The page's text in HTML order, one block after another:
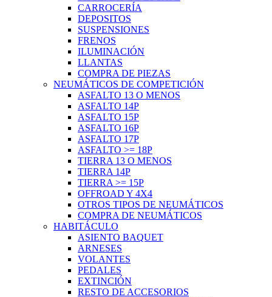
CARROCERÍA
DEPOSITOS
SUSPENSIONES
FRENOS
ILUMINACIÓN
LLANTAS
COMPRA DE PIEZAS
NEUMÁTICOS DE COMPETICIÓN
ASFALTO 13 O MENOS
ASFALTO 14P
ASFALTO 15P
ASFALTO 16P
ASFALTO 17P
ASFALTO >= 18P
TIERRA 13 O MENOS
TIERRA 14P
TIERRA >= 15P
OFFROAD Y 4X4
OTROS TIPOS DE NEUMÁTICOS
COMPRA DE NEUMÁTICOS
HABITÁCULO
ASIENTO BAQUET
ARNESES
VOLANTES
PEDALES
EXTINCIÓN
RESTO DE ACCESORIOS